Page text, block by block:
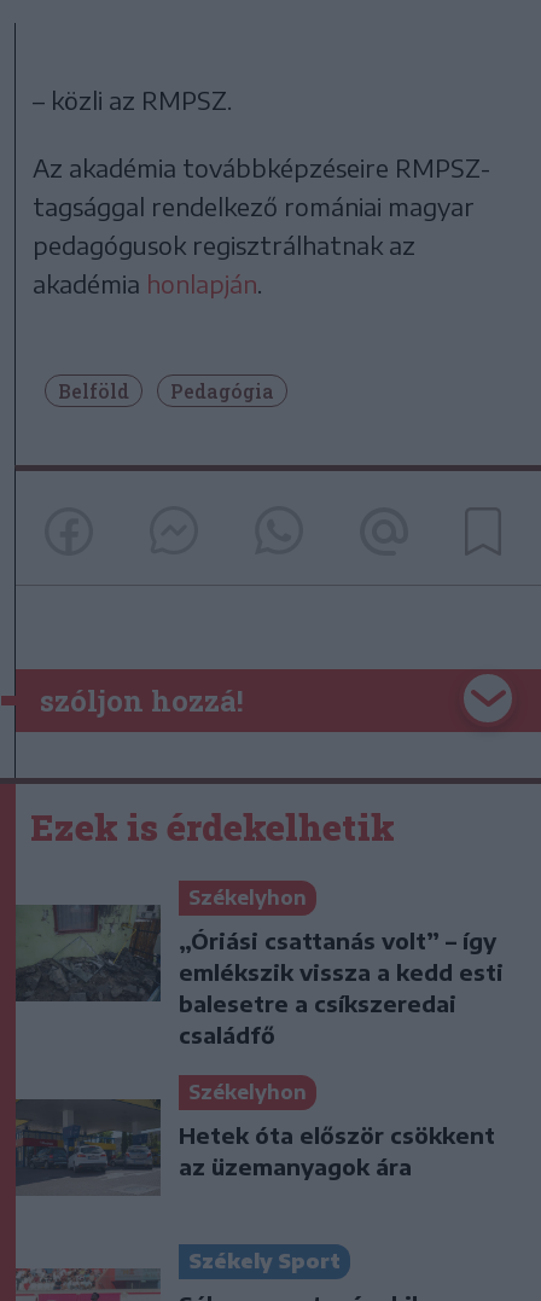
– közli az RMPSZ.
Az akadémia továbbképzéseire RMPSZ-
tagsággal rendelkező romániai magyar
pedagógusok regisztrálhatnak az
akadémia honlapján
Belföld Pedagógia
szóljon hozzá!
Ezek is érdekelhetik
Székelyhon
„Óriási csattanás volt” – így
emlékszik vissza a kedd esti
balesetre a csíkszeredai
családfő
Székelyhon
Hetek óta először csökkent
az üzemanyagok ára
Székely Sport